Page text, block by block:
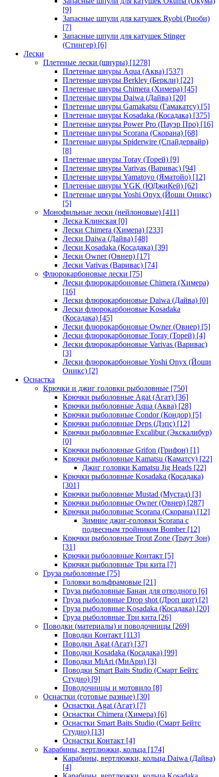
[9]
Запасные шпули для катушек Ryobi (Риоби)
[7]
Запасные шпули для катушек Stinger
(Стингер) [6]
Лески
Плетеные лески (шнуры) [1278]
Плетеные шнуры Aqua (Аква) [537]
Плетеные шнуры Berkley (Беркли) [22]
Плетеные шнуры Chimera (Химера) [45]
Плетеные шнуры Daiwa (Дайва) [20]
Плетеные шнуры Gamakatsu (Гамакатсу) [5]
Плетеные шнуры Kosadaka (Косадака) [375]
Плетеные шнуры Power Pro (Пауэр Про) [16]
Плетеные шнуры Scorana (Скорана) [68]
Плетеные шнуры Spiderwire (Спайдервайр)
[8]
Плетеные шнуры Toray (Торей) [9]
Плетеные шнуры Varivas (Варивас) [94]
Плетеные шнуры Yamatoyo (Яматойо) [12]
Плетеные шнуры YGK (ЮДжиКей) [62]
Плетеные шнуры Yoshi Onyx (Йоши Оникс)
[5]
Монофильные лески (нейлоновые) [411]
Леска Клинская [0]
Лески Chimera (Химера) [233]
Лески Daiwa (Дайва) [48]
Лески Kosadaka (Косадака) [39]
Лески Owner (Овнер) [17]
Лески Varivas (Варивас) [74]
Флюрокарбоновые лески [75]
Лески флюрокарбоновые Chimera (Химера)
[16]
Лески флюрокарбоновые Daiwa (Дайва) [0]
Лески флюрокарбоновые Kosadaka
(Косадака) [45]
Лески флюрокарбоновые Owner (Овнер) [5]
Лески флюрокарбоновые Toray (Торей) [4]
Лески флюрокарбоновые Varivas (Варивас)
[3]
Лески флюрокарбоновые Yoshi Onyx (Йоши
Оникс) [2]
Оснастка
Крючки и джиг головки рыболовные [750]
Крючки рыболовные Agat (Агат) [36]
Крючки рыболовные Aqua (Аква) [28]
Крючки рыболовные Condor (Кондор) [5]
Крючки рыболовные Deps (Дэпс) [12]
Крючки рыболовные Excalibur (Экскалибур)
[0]
Крючки рыболовные Grifon (Грифон) [1]
Крючки рыболовные Kamatsu (Каматсу) [22]
Джиг головки Kamatsu Jig Heads [22]
Крючки рыболовные Kosadaka (Косадака)
[301]
Крючки рыболовные Mustad (Мустад) [3]
Крючки рыболовные Owner (Овнер) [287]
Крючки рыболовные Scorana (Скорана) [12]
Зимние джиг-головки Scorana с
подвесным тройником Bomber[12]
Крючки рыболовные Trout Zone (Траут Зон)
[31]
Крючки рыболовные Контакт [5]
Крючки рыболовные Три кита [7]
Груза рыболовные [75]
Головки вольфрамовые [21]
Груза рыболовные Банан для отводного [6]
Груза рыболовные Drop shot (Дроп шот) [2]
Груза рыболовные Kosadaka (Косадака) [20]
Груза рыболовные Три кита [26]
Поводки (материалы) и поводочницы [269]
Поводки Контакт [113]
Поводки Agat (Агат) [37]
Поводки Kosadaka (Косадака) [99]
Поводки MiAri (МиАри) [3]
Поводки Smart Baits Studio (Смарт Бейтс
Студио) [9]
Поводочницы и мотовило [8]
Оснастки (готовые разные) [30]
Оснастки Agat (Агат) [7]
Оснастки Chimera (Химера) [6]
Оснастки Smart Baits Studio (Смарт Бейтс
Студио) [13]
Оснастки Контакт [4]
Карабины, вертлюжки, кольца [174]
Карабины, вертлюжки, кольца Daiwa (Дайва)
[4]